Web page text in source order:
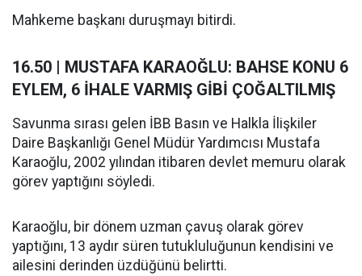
Mahkeme başkanı duruşmayı bitirdi.
16.50 | MUSTAFA KARAOĞLU: BAHSE KONU 6
EYLEM, 6 İHALE VARMIŞ GİBİ ÇOĞALTILMIŞ
Savunma sırası gelen İBB Basın ve Halkla İlişkiler
Daire Başkanlığı Genel Müdür Yardımcısı Mustafa
Karaoğlu, 2002 yılından itibaren devlet memuru olarak
görev yaptığını söyledi.
Karaoğlu, bir dönem uzman çavuş olarak görev
yaptığını, 13 aydır süren tutukluluğunun kendisini ve
ailesini derinden üzdüğünü belirtti.